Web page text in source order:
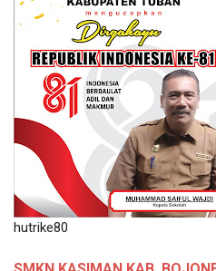
hutrike80